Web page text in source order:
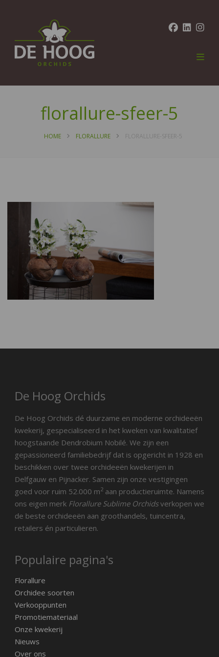
florallure-sfeer-5
HOME FLORALLURE FLORALLURE-SFEER-5
De Hoog Orchids
De Hoog Orchids dé duurzame en moderne orchideeën
kwekerij, gespecialiseerd in het kweken van kwalitatief
hoogstaande Dendrobium Nobilé. We zijn een
gepassioneerd familiebedrijf dat is opgericht in 1928 en
beschikken over twee orchideeën kwekerijen in
Delfgauw en Pijnacker. Samen zijn onze vestigingen
goed voor ruim 52.000 m2 aan productieruimte. Namens
ons eigen merk Florallure Sublime Orchidsverkopen we
de beste orchideeën aan groothandels, tuincentra,
retailers én particulieren.
Populaire pagina's
Florallure
Orchidee soorten
Verkooppunten
Promotiemateriaal
Onze kwekerij
Nieuws
Over ons